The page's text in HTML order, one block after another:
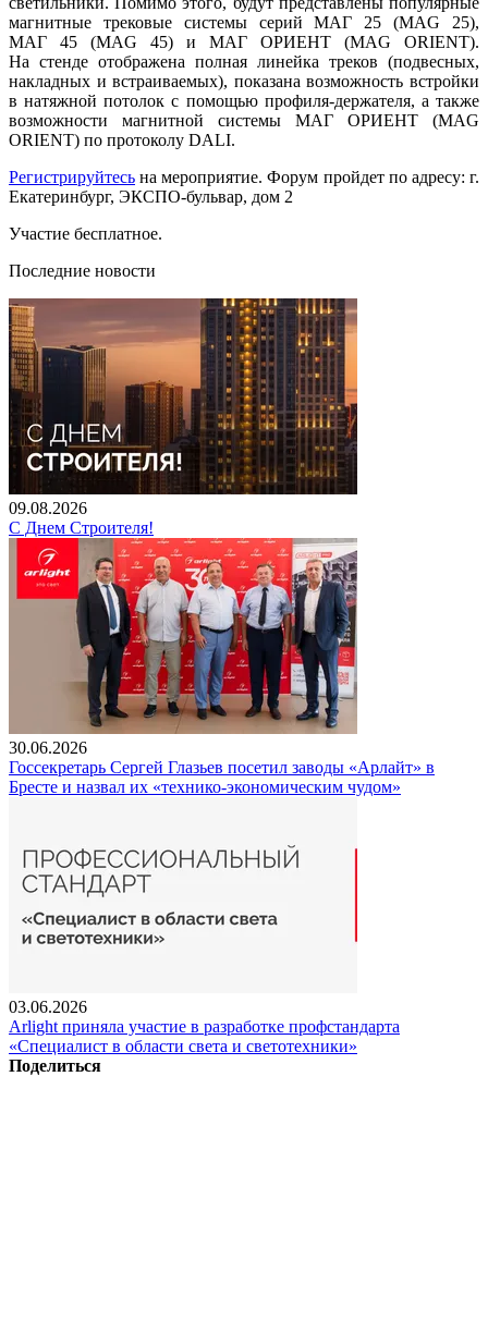
магнитные трековые системы серий МАГ 25 (МAG 25),
МАГ 45 (MAG 45) и МАГ ОРИЕНТ (MAG ORIENT).
На стенде отображена полная линейка треков (подвесных,
накладных и встраиваемых), показана возможность встройки
в натяжной потолок с помощью профиля-держателя, а также
возможности магнитной системы МАГ ОРИЕНТ (MAG
ORIENT) по протоколу DALI.
Регистрируйтесь на мероприятие. Форум пройдет по адресу: г.
Екатеринбург, ЭКСПО-бульвар, дом 2
Участие бесплатное.
Последние новости
09.08.2026
С Днем Строителя!
30.06.2026
Госсекретарь Сергей Глазьев посетил заводы «Арлайт» в
Бресте и назвал их «технико-экономическим чудом»
03.06.2026
Arlight приняла участие в разработке профстандарта
«Специалист в области света и светотехники»
Поделиться